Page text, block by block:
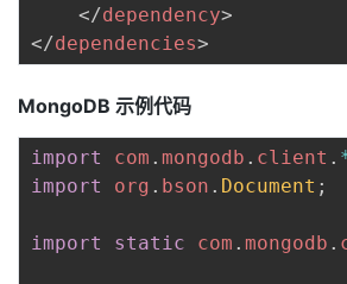
</dependency>
</dependencies>
MongoDB 示例代码
import com . mongodb . client .
import
org . bson . Document ;
import static com . mongodb .